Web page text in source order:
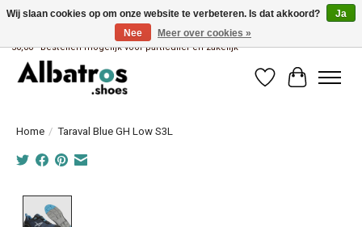
Albatros brandstore van Uniwork Beroepskleding - Gratis verzending vanaf €
50,00 - Bestellen mogelijk voor particulier en zakelijk
Verlanglijst
Home / Taraval Blue GH Low S3L
Wij slaan cookies op om onze website te verbeteren. Is dat akkoord?
Ja
Nee
Meer over cookies »